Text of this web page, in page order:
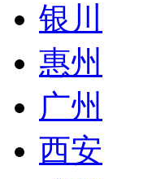
银川
惠州
广州
西安